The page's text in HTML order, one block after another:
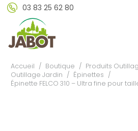
03 83 25 62 80
Accueil / Boutique / Produits
Outillage Jardin / Épinettes /
Épinette FELCO 310 – Ultra fine pour